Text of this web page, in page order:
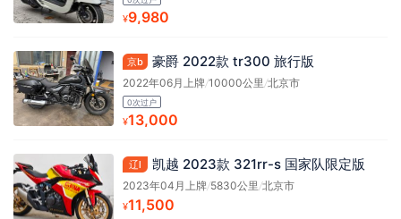
¥9,980
京b 豪爵 2022款 tr300 旅行版
2022年06月上牌/10000公里 /北京市
0次过户
¥13,000
辽l 凯越 2023款 321rr-s 国家队限定版
2023年04月上牌/5830公里 /北京市
¥11,500